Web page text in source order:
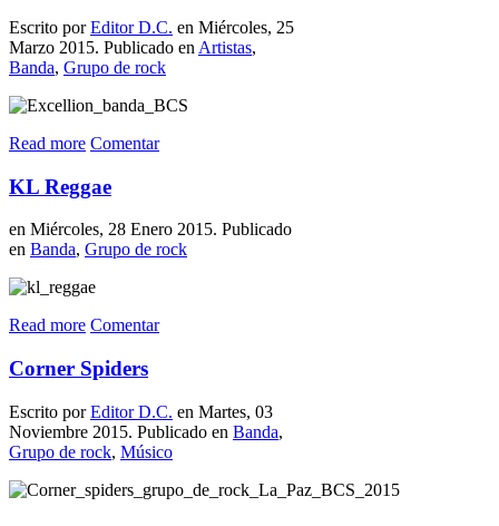
Escrito porEditor D.C. en Miércoles, 25
Marzo 2015. Publicado en Artistas,
Banda, Grupo de rock
Read more Comentar
KL Reggae
en Miércoles, 28 Enero 2015. Publicado
en Banda, Grupo de rock
Read more Comentar
Corner Spiders
Escrito porEditor D.C. en Martes, 03
Noviembre 2015. Publicado en Banda,
Grupo de rock, Músico